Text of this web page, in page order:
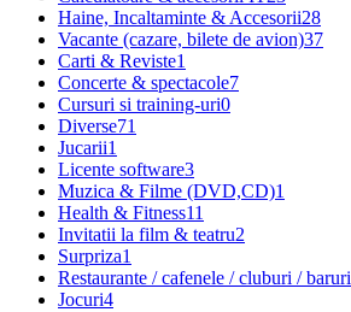
Haine, Incaltaminte & Accesorii28
Vacante (cazare, bilete de avion)37
Carti & Reviste1
Concerte & spectacole7
Cursuri si training-uri0
Diverse71
Jucarii1
Licente software3
Muzica & Filme (DVD,CD)1
Health & Fitness11
Invitatii la film & teatru2
Surpriza1
Restaurante / cafenele / cluburi / baruri
Jocuri4